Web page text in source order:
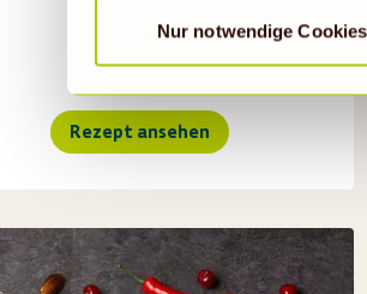
Nur notwendige Cookies
Rezept ansehen